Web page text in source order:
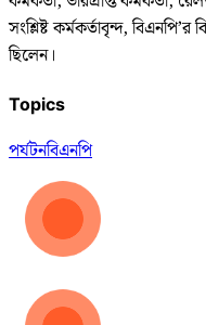
সংশ্লিষ্ট কর্মকর্তাবৃন্দ,
ছিলেন।
Topics
পর্যটনবিএনপি